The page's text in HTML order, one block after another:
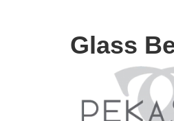
Glass